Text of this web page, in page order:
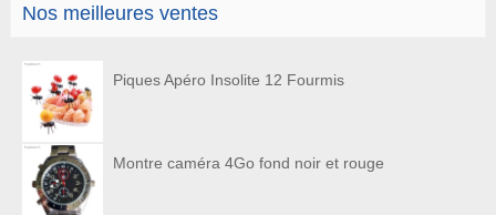
Nos meilleures ventes
Piques Apéro Insolite 12 Fourmis
Montre caméra 4Go fond noir et rouge